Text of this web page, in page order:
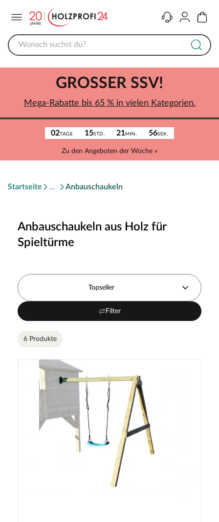
KontaktKonto
02TAGE 15STD. 21MIN. 56SEK.
Zu den Angeboten der Woche »
GROSSER SSV!
Mega-Rabatte bis 65 % in vielen Kategorien.
Startseite Anbauschaukeln
Anbauschaukeln aus Holz für
Spieltürme
Topseller
Filter
6 Produkte